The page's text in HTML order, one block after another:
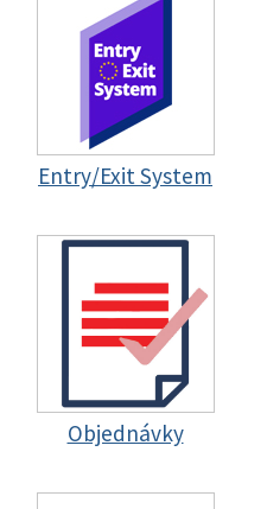
Entry/Exit System
Objednávky